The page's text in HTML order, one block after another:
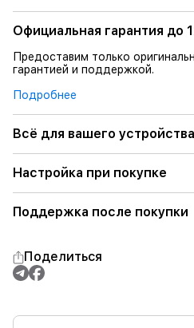
Официальная гарантия до
Предоставим только
гарантией и поддержкой.
Подробнее
Всё для вашего устройства
Настройка при покупке
Поддержка после покупки
Поделиться